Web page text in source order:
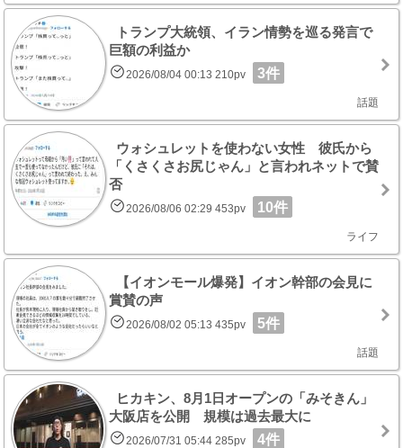
トランプ大統領、イラン情勢を巡る発言で
巨額の利益か
2026/08/04 00:13 210pv 3件
話題
ウォシュレットを使わない女性 彼氏から
「くさくさお尻じゃん」と言われネットで賛
否
2026/08/06 02:29 453pv 10件
ライフ
【イオンモール爆発】イオン幹部の会見に
賞賛の声
2026/08/02 05:13 435pv 5件
話題
ヒカキン、8月1日オープンの「みそきん」
大阪店を公開 規模は過去最大に
2026/07/31 05:44 285pv 4件